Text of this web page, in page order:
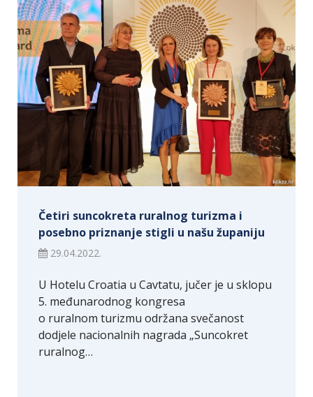
Četiri suncokreta ruralnog turizma i
posebno priznanje stigli u našu županiju
29.04.2022.
U Hotelu Croatia u Cavtatu, jučer je u sklopu
5. međunarodnog kongresa
o ruralnom turizmu održana svečanost
dodjele nacionalnih nagrada „Suncokret
ruralnog…